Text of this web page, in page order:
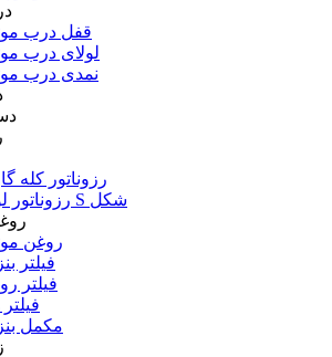
قفل درب
لولای درب
نمدی درب
رزوناتور کله
رزوناتور لوله S شکل
روغن
فیلتر
فیلتر
فیلتر
مکمل